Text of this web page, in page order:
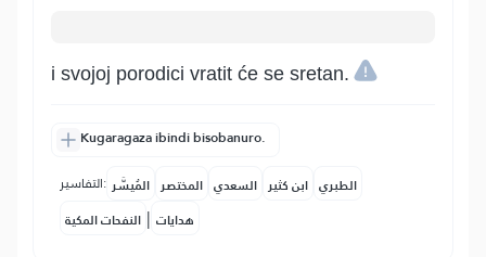
i svojoj porodici vratit će se sretan.
Kugaragaza ibindi bisobanuro.
التفاسير: المُيسَّر المختصر السعدي ابن كثير الطبري
النفحات المكية | هدايات